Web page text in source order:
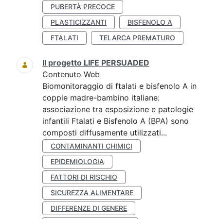
PUBERTÀ PRECOCE
PLASTICIZZANTI
BISFENOLO A
FTALATI
TELARCA PREMATURO
Il progetto LIFE PERSUADED
Contenuto Web
Biomonitoraggio di ftalati e bisfenolo A in
coppie madre-bambino italiane:
associazione tra esposizione e patologie
infantili Ftalati e Bisfenolo A (BPA) sono
composti diffusamente utilizzati...
CONTAMINANTI CHIMICI
EPIDEMIOLOGIA
FATTORI DI RISCHIO
SICUREZZA ALIMENTARE
DIFFERENZE DI GENERE